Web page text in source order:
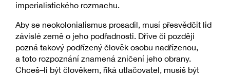
imperialistického rozmachu.
Aby se neokolonialismus prosadil, musí přesvědčit lid
závislé země o jeho podřadnosti. Dříve či později
pozná takový podřízený člověk osobu nadřízenou,
a toto rozpoznání znamená zničení jeho obrany.
Chceš–li být člověkem, říká utlačovatel, musíš být